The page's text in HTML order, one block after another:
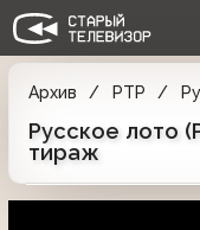
Архив РТР
Русское лото
тираж